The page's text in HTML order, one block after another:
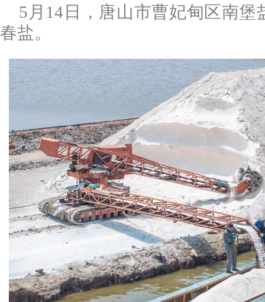
5月14日，唐山市曹妃甸区南
春盐。